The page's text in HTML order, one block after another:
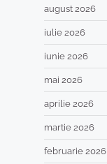
august 2026
iulie 2026
iunie 2026
mai 2026
aprilie 2026
martie 2026
februarie 2026